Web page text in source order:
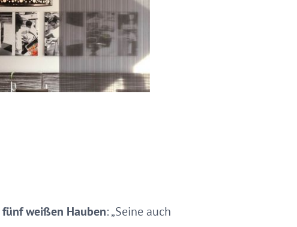
fünf weißen Hauben: „Seine auch